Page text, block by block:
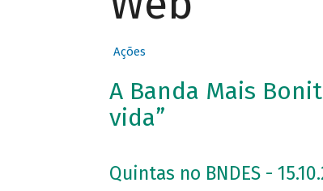
Ações
A Banda Mais
vida”
Quintas no BNDES -